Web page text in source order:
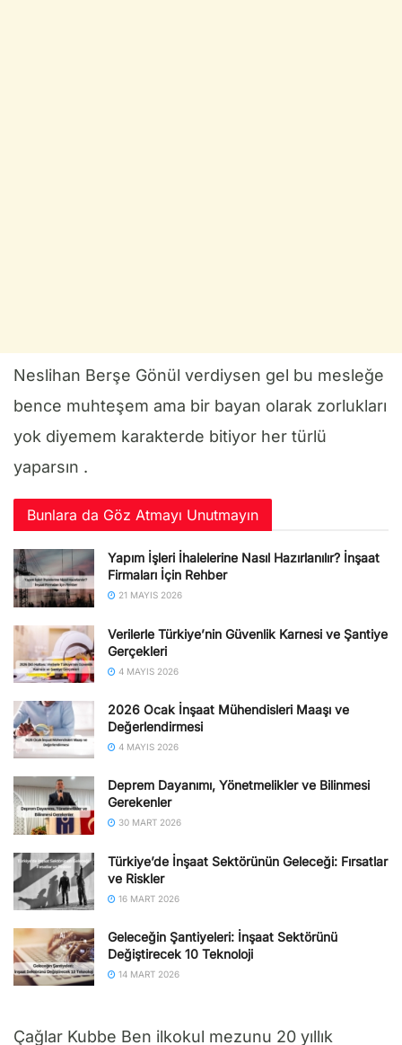
Neslihan Berşe Gönül verdiysen gel bu mesleğe
bence muhteşem ama bir bayan olarak zorlukları
yok diyemem karakterde bitiyor her türlü
yaparsın .
Bunlara da Göz Atmayı Unutmayın
Yapım İşleri İhalelerine Nasıl Hazırlanılır? İnşaat
Firmaları İçin Rehber
21 MAYIS 2026
Verilerle Türkiye’nin Güvenlik Karnesi ve Şantiye
Gerçekleri
4 MAYIS 2026
2026 Ocak İnşaat Mühendisleri Maaşı ve
Değerlendirmesi
4 MAYIS 2026
Deprem Dayanımı, Yönetmelikler ve Bilinmesi
Gerekenler
30 MART 2026
Türkiye’de İnşaat Sektörünün Geleceği: Fırsatlar
ve Riskler
16 MART 2026
Geleceğin Şantiyeleri: İnşaat Sektörünü
Değiştirecek 10 Teknoloji
14 MART 2026
Çağlar Kubbe Ben ilkokul mezunu 20 yıllık